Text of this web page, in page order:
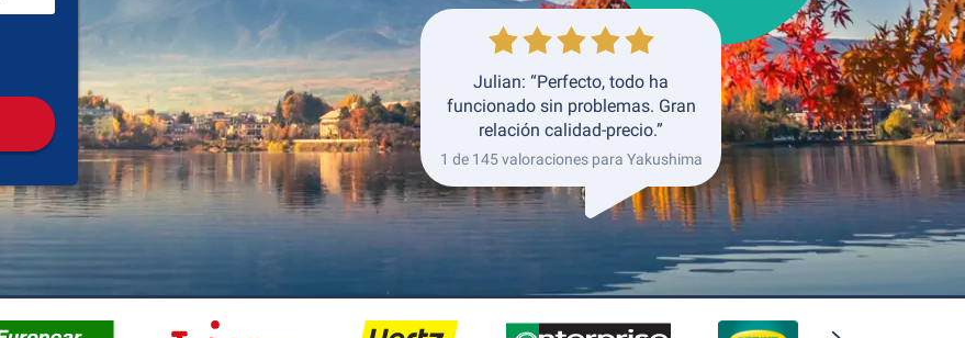
Recogida Devolución
Julian: “Perfecto, todo ha
funcionado sin problemas. Gran
relación calidad-precio.”
1 de 145 valoraciones para Yakushima